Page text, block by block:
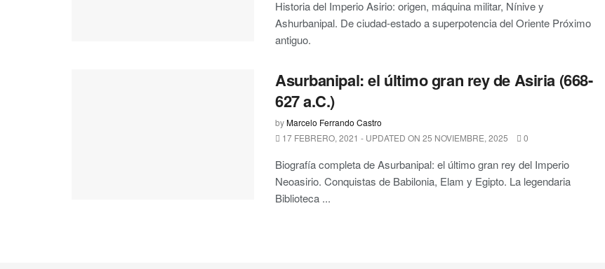
Historia del Imperio Asirio: origen, máquina militar, Nínive y
Ashurbanipal. De ciudad-estado a superpotencia del Oriente Próximo
antiguo.
Asurbanipal: el último gran rey de Asiria (668-
627 a.C.)
byMarcelo Ferrando Castro
17 FEBRERO, 2021 - UPDATED ON 25 NOVIEMBRE, 2025
0
Biografía completa de Asurbanipal: el último gran rey del Imperio
Neoasirio. Conquistas de Babilonia, Elam y Egipto. La legendaria
Biblioteca ...